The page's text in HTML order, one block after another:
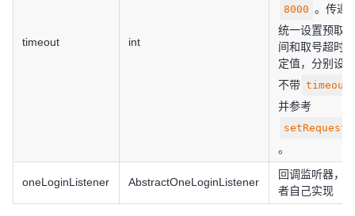
timeout int
8000 。传递
统一设置预取
间和取号超时
定值，分别设
不带 timeout
并参考
。
oneLoginListener AbstractOneLoginListener
回调监听器，
者自己实现